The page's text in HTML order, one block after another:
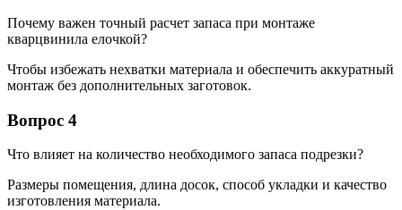
Почему важен точный расчет запаса при монтаже
кварцвинила елочкой?
Чтобы избежать нехватки материала и обеспечить аккуратный
монтаж без дополнительных заготовок.
Вопрос 4
Что влияет на количество необходимого запаса подрезки?
Размеры помещения, длина досок, способ укладки и качество
изготовления материала.